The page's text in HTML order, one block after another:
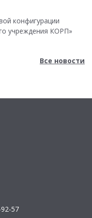
конфигурации
учреждения КОРП»
Все новости
57